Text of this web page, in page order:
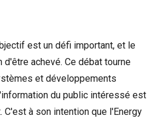
est un défi important, et le
achevé. Ce débat tourne
et développements
du public intéressé est
C'est à son intention que l'Energy